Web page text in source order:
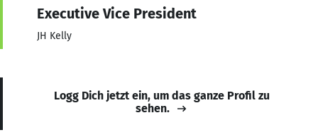
Executive Vice President
JH Kelly
Logg Dich jetzt ein, um das ganze Profil zu
sehen.